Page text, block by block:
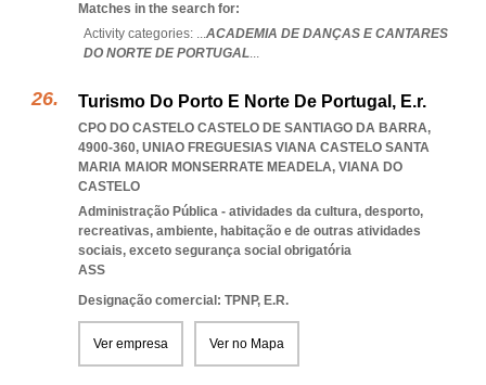
Matches in the search for:
Activity categories: ...ACADEMIA DE DANÇAS E CANTARES
DO NORTE DE PORTUGAL...
Turismo Do Porto E Norte De Portugal, E.r.
CPO DO CASTELO CASTELO DE SANTIAGO DA BARRA,
4900-360, UNIAO FREGUESIAS VIANA CASTELO SANTA
MARIA MAIOR MONSERRATE MEADELA, VIANA DO
CASTELO
Administração Pública - atividades da cultura, desporto,
recreativas, ambiente, habitação e de outras atividades
sociais, exceto segurança social obrigatória
ASS
Designação comercial: TPNP, E.R.
Ver empresa Ver no Mapa